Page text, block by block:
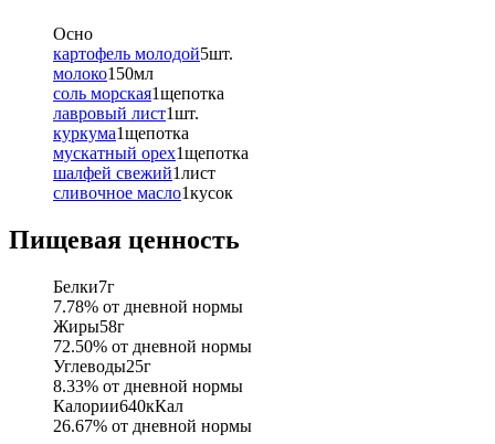
Осно
картофель молодой5шт.
молоко150мл
соль морская1щепотка
лавровый лист1шт.
куркума1щепотка
мускатный орех1щепотка
шалфей свежий1лист
сливочное масло1кусок
Пищевая ценность
Белки7г
7.78% от дневной нормы
Жиры58г
72.50% от дневной нормы
Углеводы25г
8.33% от дневной нормы
Калории640кКал
26.67% от дневной нормы